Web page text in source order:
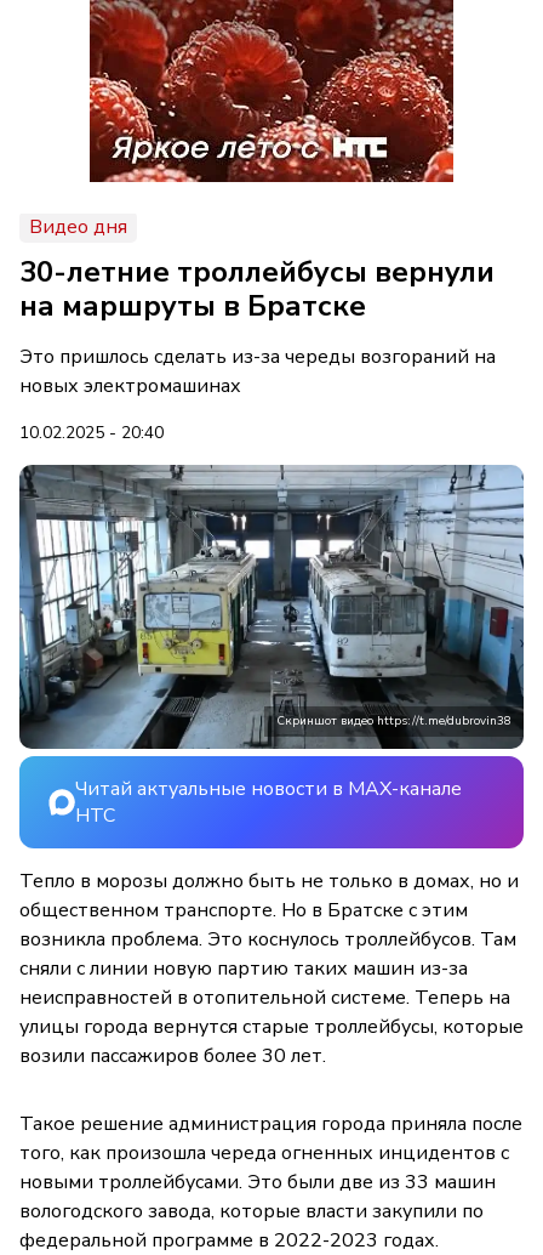
Видео дня
30-летние троллейбусы вернули
на маршруты в Братске
Это пришлось сделать из-за череды возгораний на
новых электромашинах
10.02.2025 - 20:40
Скриншот видео https://t.me/dubrovin38
Читай актуальные новости в MAX-канале
НТС
Тепло в морозы должно быть не только в домах, но и
общественном транспорте. Но в Братске с этим
возникла проблема. Это коснулось троллейбусов. Там
сняли с линии новую партию таких машин из-за
неисправностей в отопительной системе. Теперь на
улицы города вернутся старые троллейбусы, которые
возили пассажиров более 30 лет.
Такое решение администрация города приняла после
того, как произошла череда огненных инцидентов с
новыми троллейбусами. Это были две из 33 машин
вологодского завода, которые власти закупили по
федеральной программе в 2022-2023 годах.